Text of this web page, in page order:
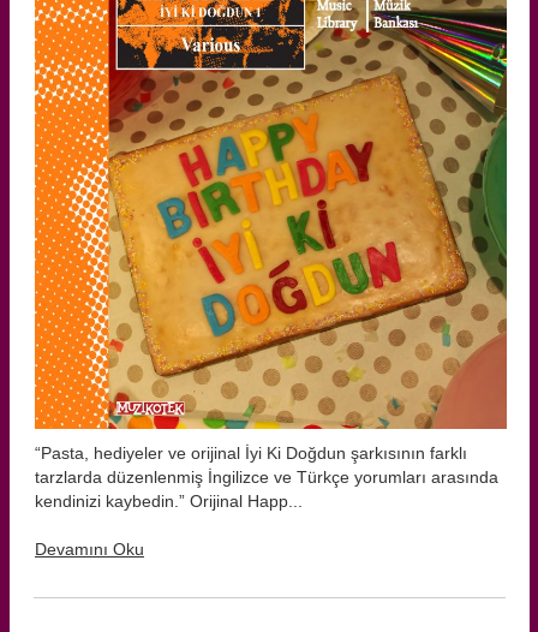
“Pasta, hediyeler ve orijinal İyi Ki Doğdun şarkısının farklı
tarzlarda düzenlenmiş İngilizce ve Türkçe yorumları arasında
kendinizi kaybedin.” Orijinal Happ...
Devamını Oku